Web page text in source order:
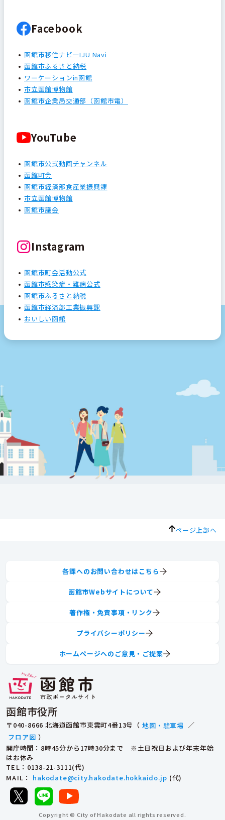
Facebook
函館市移住ナビーIJU Navi
函館市ふるさと納税
ワーケーションin函館
市立函館博物館
函館市企業局交通部（函館市電）
YouTube
函館市公式動画チャンネル
函館町会
函館市経済部食産業振興課
市立函館博物館
函館市議会
Instagram
函館市町会活動公式
函館市感染症・難病公式
函館市ふるさと納税
函館市経済部工業振興課
おいしい函館
ページ上部へ
函館市役所
〒040-8666 北海道函館市東雲町4番13号（ 地図・駐車場 ／
フロア図 ）
開庁時間：8時45分から17時30分まで ※土日祝日および年末年始
はお休み
TEL ：0138-21-3111(代)
MAIL ： hakodate@city.hakodate.hokkaido.jp (代)
各課へのお問い合わせはこちら
函館市Webサイトについて
著作権・免責事項・リンク
プライバシーポリシー
ホームページへのご意見・ご提案
Copyright © City of Hakodate all rights reserved.